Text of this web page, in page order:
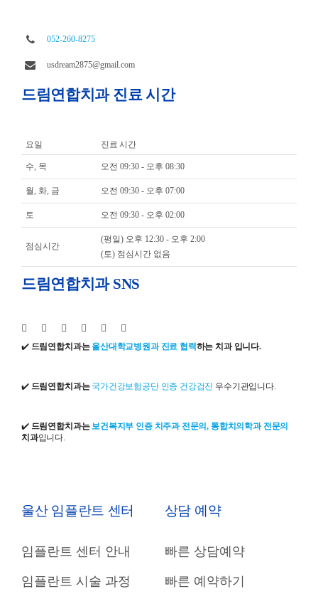
052-260-8275
usdream2875@gmail.com
드림연합치과 진료 시간
요일 진료 시간
수, 목 오전 09:30 - 오후 08:30
월, 화, 금 오전 09:30 - 오후 07:00
토 오전 09:30 - 오후 02:00
점심시간
(평일) 오후 12:30 - 오후 2:00
(토) 점심시간 없음
드림연합치과 SNS
✔️ 드림연합치과는 울산대학교병원과 진료 협력하는 치과 입니다.
✔️ 드림연합치과는 국가건강보험공단 인증 건강검진 우수기관입니다.
✔️ 드림연합치과는 보건복지부 인증 치주과 전문의, 통합치의학과 전문의
치과입니다.
울산 임플란트 센터
임플란트 센터 안내
임플란트 시술 과정
상담 예약
빠른 상담예약
빠른 예약하기